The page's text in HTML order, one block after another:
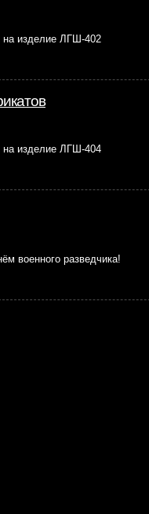
изделие ЛГШ-402
изделие ЛГШ-404
военного разведчика!